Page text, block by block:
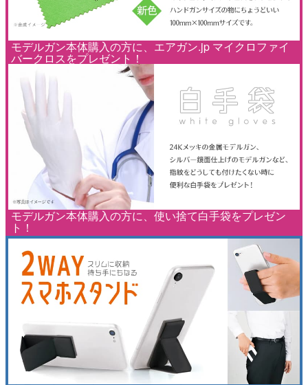
モデルガン本体購入の方に、エアガン.jp マイクロファイ
バークロスをプレゼント！
モデルガン本体購入の方に、使い捨て白手袋をプレゼン
ト！